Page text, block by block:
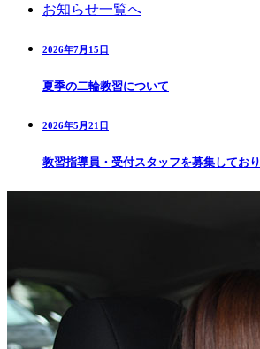
お知らせ一覧へ
2026年7月15日
夏季の二輪教習について
2026年5月21日
教習指導員・受付スタッフを募集してお